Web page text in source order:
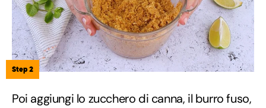
Step 2
Poi aggiungi lo zucchero di canna, il burro fuso,